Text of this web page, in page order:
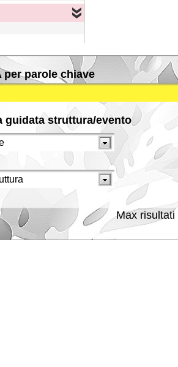
per parole chiave
guidata struttura/evento
Max risultati